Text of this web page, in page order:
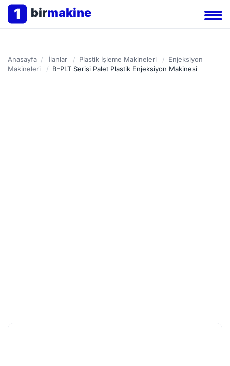
1 birmakine
Anasayfa / İlanlar / Plastik İşleme Makineleri / Enjeksiyon
Makineleri
/ B-PLT Serisi Palet Plastik Enjeksiyon Makinesi